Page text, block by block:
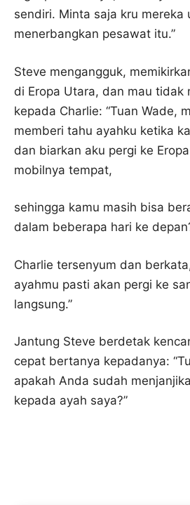
sendiri. Minta saja kru mereka
menerbangkan pesawat itu.”
Steve mengangguk,
di Eropa Utara, dan mau tidak
kepada Charlie: “Tuan Wade,
memberi tahu ayahku ketika
dan biarkan aku pergi ke
mobilnya tempat,
sehingga kamu masih bisa
dalam beberapa hari ke
Charlie tersenyum dan
ayahmu pasti akan pergi ke
langsung.”
Jantung Steve berdetak
cepat bertanya kepadanya:
apakah Anda sudah
kepada ayah saya?”